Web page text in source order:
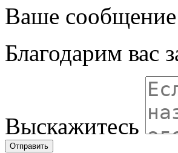
Ваше
Благодарим
Выскажитесь
Отправить